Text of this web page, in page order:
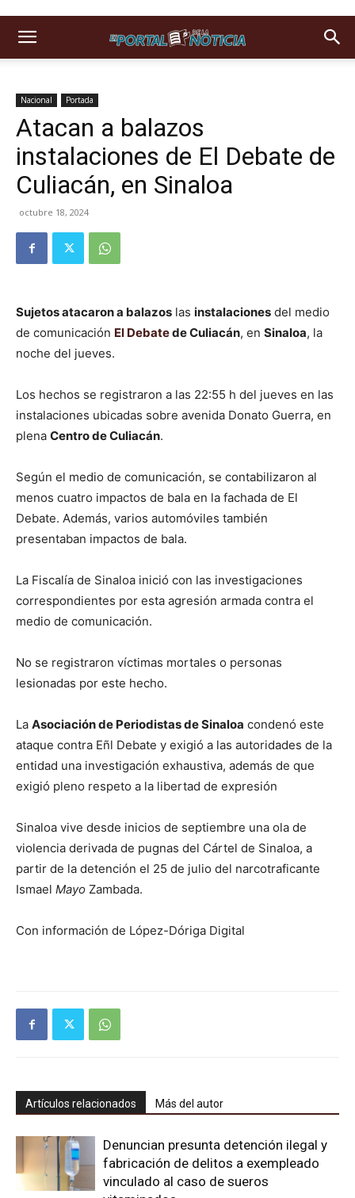
Nacional Portada
Atacan a balazos
instalaciones de El Debate de
Culiacán, en Sinaloa
octubre 18, 2024
Sujetos atacaron a balazos las instalaciones del medio
de comunicación El Debatede Culiacán, en Sinaloa, la
noche del jueves.
Los hechos se registraron a las 22:55 h del jueves en las
instalaciones ubicadas sobre avenida Donato Guerra, en
plena Centro de Culiacán.
Según el medio de comunicación, se contabilizaron al
menos cuatro impactos de bala en la fachada de El
Debate. Además, varios automóviles también
presentaban impactos de bala.
La Fiscalía de Sinaloa inició con las investigaciones
correspondientes por esta agresión armada contra el
medio de comunicación.
No se registraron víctimas mortales o personas
lesionadas por este hecho.
La Asociación de Periodistas de Sinaloa condenó este
ataque contra Eñl Debate y exigió a las autoridades de la
entidad una investigación exhaustiva, además de que
exigió pleno respeto a la libertad de expresión
Sinaloa vive desde inicios de septiembre una ola de
violencia derivada de pugnas del Cártel de Sinaloa, a
partir de la detención el 25 de julio del narcotraficante
Ismael Mayo Zambada.
Con información de López-Dóriga Digital
Artículos relacionados Más del autor
Denuncian presunta detención ilegal y
fabricación de delitos a exempleado
vinculado al caso de sueros